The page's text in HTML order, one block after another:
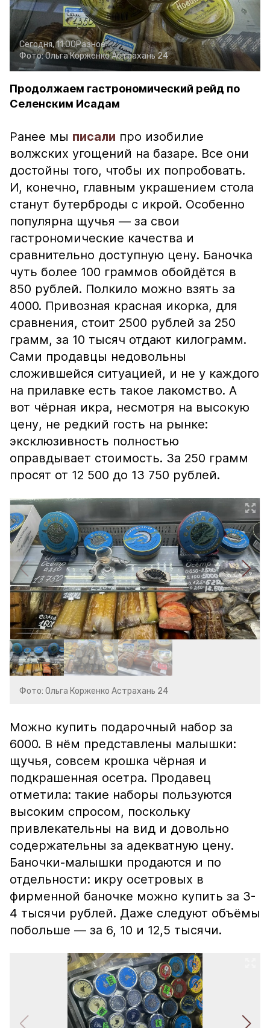
Сегодня, 11:00Разное
Фото:Ольга КорженкоАстрахань 24
Продолжаем гастрономический рейд по
Селенским Исадам
Ранее мы писали про изобилие
волжских угощений на базаре. Все они
достойны того, чтобы их попробовать.
И, конечно, главным украшением стола
станут бутерброды с икрой. Особенно
популярна щучья — за свои
гастрономические качества и
сравнительно доступную цену. Баночка
чуть более 100 граммов обойдётся в
850 рублей. Полкило можно взять за
4000. Привозная красная икорка, для
сравнения, стоит 2500 рублей за 250
грамм, за 10 тысяч отдают килограмм.
Сами продавцы недовольны
сложившейся ситуацией, и не у каждого
на прилавке есть такое лакомство. А
вот чёрная икра, несмотря на высокую
цену, не редкий гость на рынке:
эксклюзивность полностью
оправдывает стоимость. За 250 грамм
просят от 12 500 до 13 750 рублей.
Фото: Ольга Корженко Астрахань 24
Можно купить подарочный набор за
6000. В нём представлены малышки:
щучья, совсем крошка чёрная и
подкрашенная осетра. Продавец
отметила: такие наборы пользуются
высоким спросом, поскольку
привлекательны на вид и довольно
содержательны за адекватную цену.
Баночки-малышки продаются и по
отдельности: икру осетровых в
фирменной баночке можно купить за 3-
4 тысячи рублей. Даже следуют объёмы
побольше — за 6, 10 и 12,5 тысячи.